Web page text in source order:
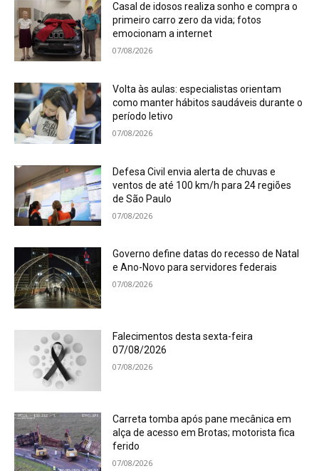
Casal de idosos realiza sonho e compra o
primeiro carro zero da vida; fotos
emocionam a internet
07/08/2026
Volta às aulas: especialistas orientam
como manter hábitos saudáveis durante o
período letivo
07/08/2026
Defesa Civil envia alerta de chuvas e
ventos de até 100 km/h para 24 regiões
de São Paulo
07/08/2026
Governo define datas do recesso de Natal
e Ano-Novo para servidores federais
07/08/2026
Falecimentos desta sexta-feira
07/08/2026
07/08/2026
Carreta tomba após pane mecânica em
alça de acesso em Brotas; motorista fica
ferido
07/08/2026